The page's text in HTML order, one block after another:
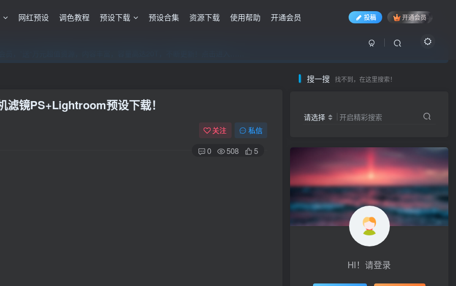
网红预设 调色教程 预设下载 预设合集 资源下载 使用帮助 开通会员 投稿 开通会员
员，”送“万元超值资源，内容丰富，容量高达20T，不断更新！点击进入……
镜PS+Lightroom预设下载！
关注 私信
0 508 5
搜一搜 找不到，在这里搜索！
请选择 开启精彩搜索
HI！请登录